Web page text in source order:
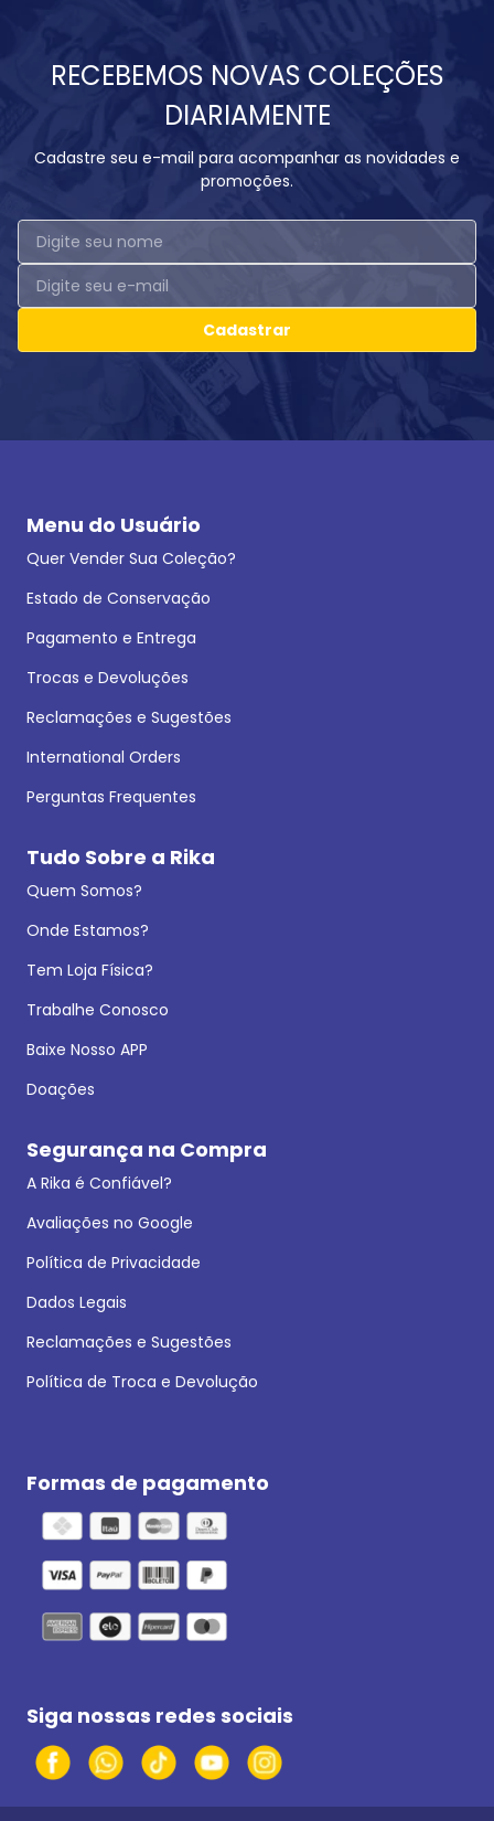
RECEBEMOS NOVAS COLEÇÕES
DIARIAMENTE
Cadastre seu e-mail para acompanhar as novidades e
promoções.
Cadastrar
Menu do Usuário
Quer Vender Sua Coleção?
Estado de Conservação
Pagamento e Entrega
Trocas e Devoluções
Reclamações e Sugestões
International Orders
Perguntas Frequentes
Tudo Sobre a Rika
Quem Somos?
Onde Estamos?
Tem Loja Física?
Trabalhe Conosco
Baixe Nosso APP
Doações
Segurança na Compra
A Rika é Confiável?
Avaliações no Google
Política de Privacidade
Dados Legais
Reclamações e Sugestões
Política de Troca e Devolução
Formas de pagamento
Siga nossas redes sociais